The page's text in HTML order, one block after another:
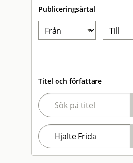
Publiceringsårtal
Titel och författare